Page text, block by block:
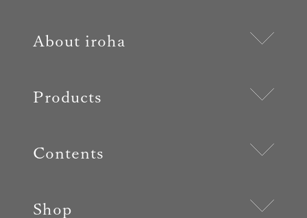
About iroha
Products
Contents
Shop